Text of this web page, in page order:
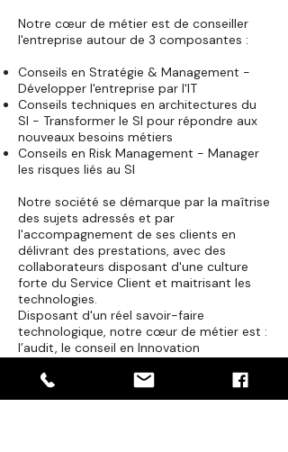
Notre cœur de métier est de conseiller
l'entreprise autour de 3 composantes :
Conseils en Stratégie & Management -
Développer l'entreprise par l'IT
Conseils techniques en architectures du
SI - Transformer le SI pour répondre aux
nouveaux besoins métiers
Conseils en Risk Management - Manager
les risques liés au SI
Notre société se démarque par la maîtrise
des sujets adressés et par
l'accompagnement de ses clients en
délivrant des prestations, avec des
collaborateurs disposant d'une culture
forte du Service Client et maitrisant les
technologies.
Disposant d'un réel savoir-faire
technologique, notre cœur de métier est :
l’audit, le conseil en Innovation
AMOA/AMOE et l’optimisation des couts
et des services IT.